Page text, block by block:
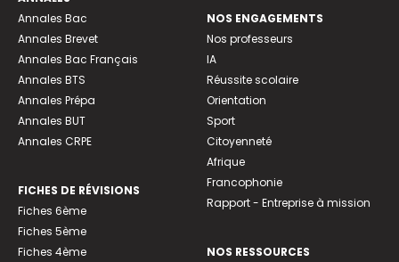
Annales Bac
Annales Brevet
Annales Bac Français
Annales BTS
Annales Prépa
Annales BUT
Annales CRPE
FICHES DE RÉVISIONS
Fiches 6ème
Fiches 5ème
Fiches 4ème
NOS ENGAGEMENTS
Nos professeurs
IA
Réussite scolaire
Orientation
Sport
Citoyenneté
Afrique
Francophonie
Rapport - Entreprise à mission
NOS RESSOURCES